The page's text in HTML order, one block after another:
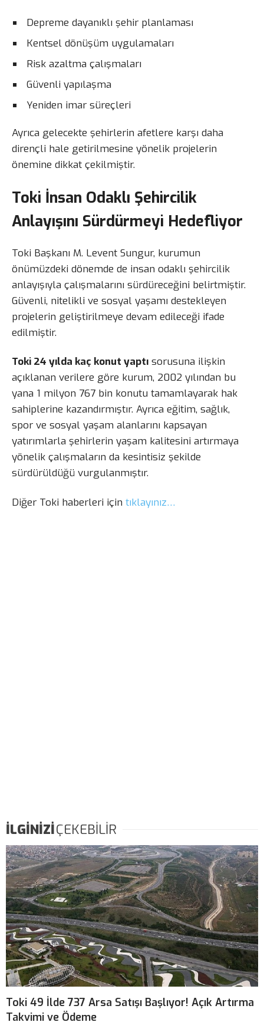
Depreme dayanıklı şehir planlaması
Kentsel dönüşüm uygulamaları
Risk azaltma çalışmaları
Güvenli yapılaşma
Yeniden imar süreçleri
Ayrıca gelecekte şehirlerin afetlere karşı daha
dirençli hale getirilmesine yönelik projelerin
önemine dikkat çekilmiştir.
Toki İnsan Odaklı Şehircilik
Anlayışını Sürdürmeyi Hedefliyor
Toki Başkanı M. Levent Sungur, kurumun
önümüzdeki dönemde de insan odaklı şehircilik
anlayışıyla çalışmalarını sürdüreceğini belirtmiştir.
Güvenli, nitelikli ve sosyal yaşamı destekleyen
projelerin geliştirilmeye devam edileceği ifade
edilmiştir.
Toki 24 yılda kaç konut yaptı sorusuna ilişkin
açıklanan verilere göre kurum, 2002 yılından bu
yana 1 milyon 767 bin konutu tamamlayarak hak
sahiplerine kazandırmıştır. Ayrıca eğitim, sağlık,
spor ve sosyal yaşam alanlarını kapsayan
yatırımlarla şehirlerin yaşam kalitesini artırmaya
yönelik çalışmaların da kesintisiz şekilde
sürdürüldüğü vurgulanmıştır.
Diğer Toki haberleri için tıklayınız…
İLGİNİZİÇEKEBİLİR
Toki 49 İlde 737 Arsa Satışı Başlıyor! Açık Artırma
Takvimi ve Ödeme